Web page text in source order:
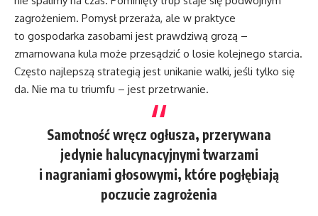
zagrożeniem. Pomysł przeraża, ale w praktyce
to gospodarka zasobami jest prawdziwą grozą –
zmarnowana kula może przesądzić o losie kolejnego starcia.
Często najlepszą strategią jest unikanie walki, jeśli tylko się
da. Nie ma tu triumfu – jest przetrwanie.
Samotność wręcz ogłusza, przerywana
jedynie halucynacyjnymi twarzami
i nagraniami głosowymi, które pogłębiają
poczucie zagrożenia